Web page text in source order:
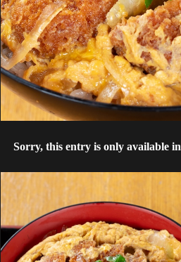
Sorry, this entry is only available in